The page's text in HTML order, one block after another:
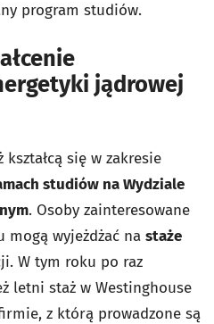
program studiów.
jądrowej
się w zakresie
studiów na Wydziale
. Osoby zainteresowane
wyjeżdżać na staże
W tym roku po raz
letni staż w Westinghouse
z którą prowadzone są